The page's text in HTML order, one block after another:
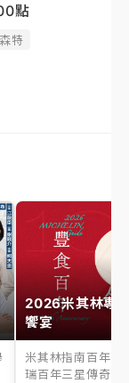
點
特
2026米其林專
饗宴
米其林指南百年之
瑞百年三星傳奇、